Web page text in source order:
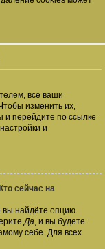
все ваши
изменить их,
и перейдите по ссылке
и
сейчас на
вы найдёте опцию
Да, и вы будете
себе. Для всех